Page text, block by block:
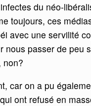
du néo-
toujours, ces
avec une servilité
nous passer de peu
non?
car on a pu
ont refusé en